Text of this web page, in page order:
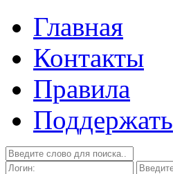
Главная
Контакты
Правила
Поддержать